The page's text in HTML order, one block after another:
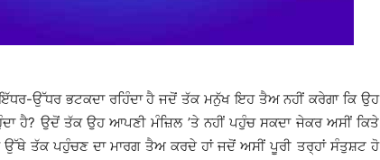
ਉੱਧਰ ਭਟਕਦਾ ਰਹਿੰਦਾ ਹੈ ਜਦੋਂ ਤੱਕ ਮਨੁੱਖ ਇਹ ਤੈਅ ਨਹੀਂ ਕਰੇਗਾ ਕਿ ਉਹ
ਹੈ? ਉਦੋਂ ਤੱਕ ਉਹ ਆਪਣੀ ਮੰਜ਼ਿਲ ’ਤੇ ਨਹੀਂ ਪਹੁੰਚ ਸਕਦਾ ਜੇਕਰ ਅਸੀਂ ਕਿਤੇ
ਉੱਥੇ ਤੱਕ ਪਹੁੰਚਣ ਦਾ ਮਾਰਗ ਤੈਅ ਕਰਦੇ ਹਾਂ ਜਦੋਂ ਅਸੀਂ ਪੂਰੀ ਤਰ੍ਹਾਂ ਸੰਤੁਸ਼ਟ ਹੋ